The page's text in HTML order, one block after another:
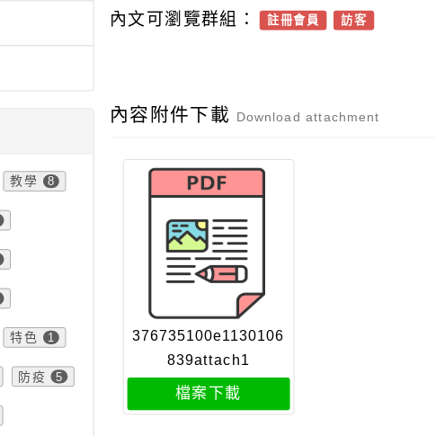
教學 8
特色 1
防疫 5
內文可瀏覽群組： 註冊會員 訪客
內容附件下載 Download attachment
376735100e1130106
839attach1
檔案下載